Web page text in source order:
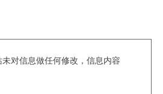
对信息做任何修改，信息内容